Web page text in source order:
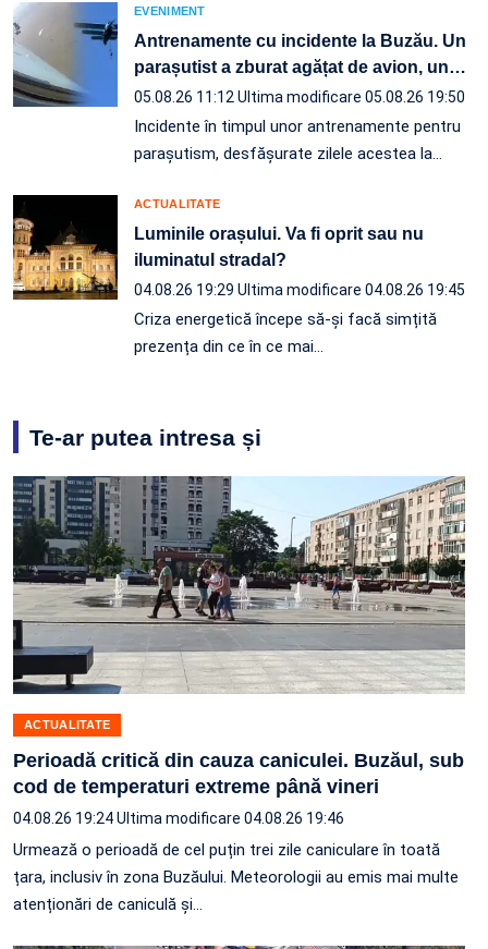
EVENIMENT
Antrenamente cu incidente la Buzău. Un
parașutist a zburat agățat de avion, un…
05.08.26 11:12 Ultima modificare 05.08.26 19:50
Incidente în timpul unor antrenamente pentru
parașutism, desfășurate zilele acestea la
ACTUALITATE
Luminile orașului. Va fi oprit sau nu
iluminatul stradal?
04.08.26 19:29 Ultima modificare 04.08.26 19:45
Criza energetică începe să-și facă simțită
prezența din ce în ce mai…
Te-ar putea intresa și
ACTUALITATE
Perioadă critică din cauza caniculei. Buzăul, sub
cod de temperaturi extreme până vineri
04.08.26 19:24Ultima modificare 04.08.26 19:46
Urmează o perioadă de cel puțin trei zile caniculare în toată
țara, inclusiv în zona Buzăului. Meteorologii au emis mai multe
atenționări de caniculă și…